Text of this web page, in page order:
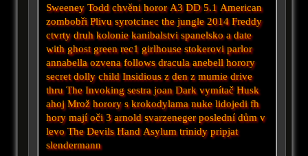
Sweeney Toddchvěni horor A3 DD 5.1 American
zombobři Plivu syrotcinec the jungle 2014 Freddy
ctvrty druh kolonie kanibalstvi spanelsko a date
with ghost green rec1 girlhouse stokerovi parlor
annabella ozvena follows dracula anebell horory
secret dolly child Insidious z den z mumie drive
thru The Invoking sestra joan Dark vymítač Husk
ahoj Mrož horory s krokodylama nuke lidojedi fh
hory mají oči 3 arnold svarzeneger poslední dům v
levo The Devils Hand Asylum trinidy pripjat
slendermann